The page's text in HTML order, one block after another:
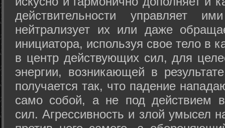
действительности управляет
нейтрализует их или даже
инициатора, используя свое тело в
в центр действующих сил, для
энергии, возникающей в
получается так, что падение
само собой, а не под действием
сил. Агрессивность и злой умысел